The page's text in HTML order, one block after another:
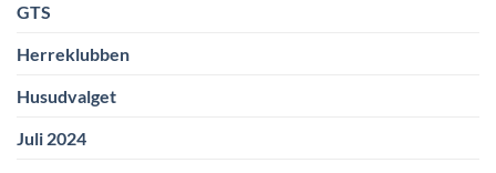
GTS
Herreklubben
Husudvalget
Juli 2024